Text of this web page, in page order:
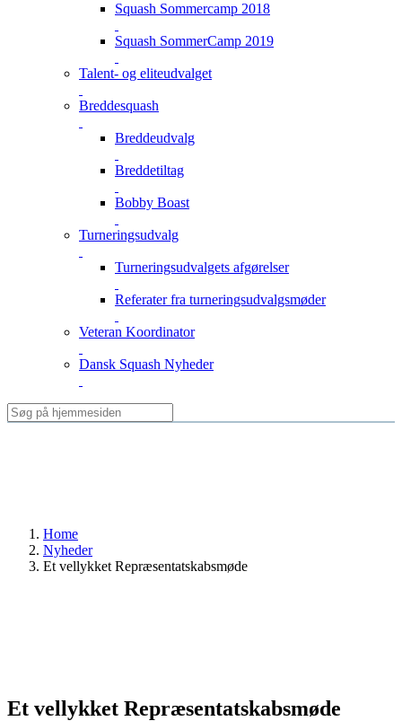
Squash Sommercamp 2018
Squash SommerCamp 2019
Talent- og eliteudvalget
Breddesquash
Breddeudvalg
Breddetiltag
Bobby Boast
Turneringsudvalg
Turneringsudvalgets afgørelser
Referater fra turneringsudvalgsmøder
Veteran Koordinator
Dansk Squash Nyheder
Home
Nyheder
Et vellykket Repræsentatskabsmøde
Et vellykket Repræsentatskabsmøde